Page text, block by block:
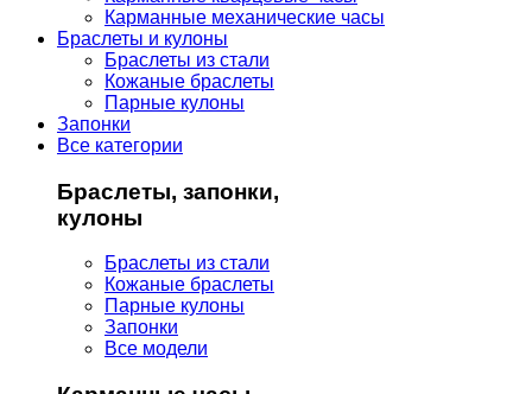
Карманные механические часы
Браслеты и кулоны
Браслеты из стали
Кожаные браслеты
Парные кулоны
Запонки
Все категории
Браслеты, запонки,
кулоны
Браслеты из стали
Кожаные браслеты
Парные кулоны
Запонки
Все модели